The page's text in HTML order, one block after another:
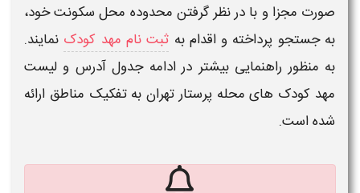
صورت مجزا و با در نظر گرفتن محدوده محل سکونت خود،
به جستجو پرداخته و اقدام به ثبت نام مهد کودک نمایند.
به منظور راهنمایی بیشتر در ادامه جدول آدرس و لیست
مهد کودک های محله پرستار​​​ تهران به تفکیک مناطق ارائه
شده است.